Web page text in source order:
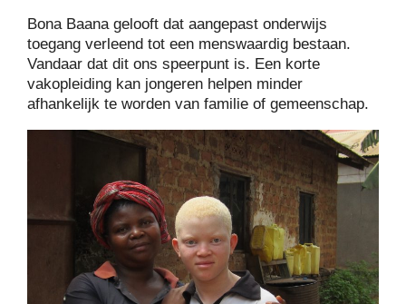
Bona Baana gelooft dat aangepast onderwijs
toegang verleend tot een menswaardig bestaan.
Vandaar dat dit ons speerpunt is. Een korte
vakopleiding kan jongeren helpen minder
afhankelijk te worden van familie of gemeenschap.